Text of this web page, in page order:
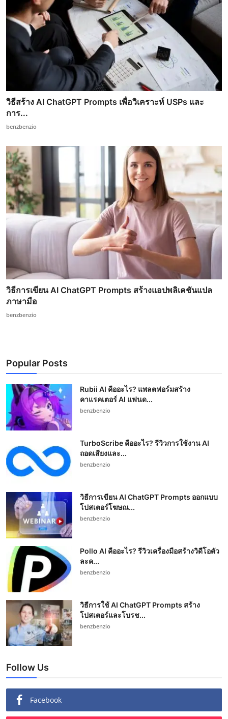
วิธีสร้าง AI ChatGPT Prompts เพื่อวิเคราะห์ USPs และ
การ...
benzbenzio
วิธีการเขียน AI ChatGPT Prompts สร้างแอปพลิเคชันแปล
ภาษามือ
benzbenzio
Popular Posts
Rubii AI คืออะไร? แพลตฟอร์มสร้าง
คาแรคเตอร์ AI แฟนด...
benzbenzio
TurboScribe คืออะไร? รีวิวการใช้งาน AI
ถอดเสียงและ...
benzbenzio
วิธีการเขียน AI ChatGPT Prompts ออกแบบ
โปสเตอร์โฆษณ...
benzbenzio
Pollo AI คืออะไร? รีวิวเครื่องมือสร้างวิดีโอตัว
ละค...
benzbenzio
วิธีการใช้ AI ChatGPT Prompts สร้าง
โปสเตอร์และโบรช...
benzbenzio
Follow Us
Facebook